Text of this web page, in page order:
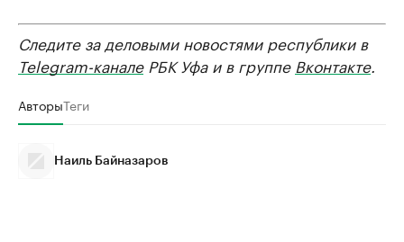
Следите за деловыми новостями республики в
Telegram-каналеРБК Уфа и в группе Вконтакте.
АвторыТеги
Наиль Байназаров